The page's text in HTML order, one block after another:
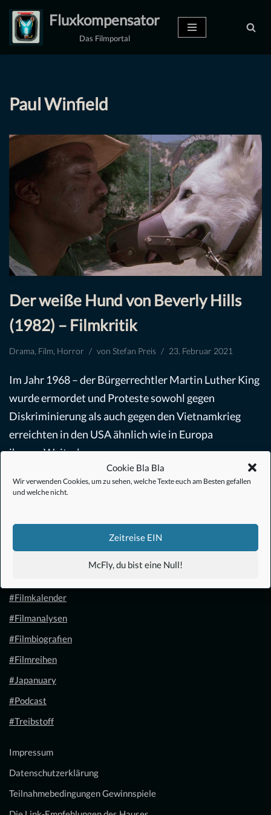
Cookie Bla Bla
Wir verwenden Cookies, um zu sehen, welche Texte euch am Besten gefallen
und welche nicht.
Zeitreise EIN
McFly, du bist eine Null!
Zum
Inhalt
Fluxkompensator
Das Filmportal
Paul Winfield
Der weiße Hund von Beverly Hills
(1982) – Filmkritik
Drama Film Horror von Stefan Preis 23. Februar 2021
Im Jahr 1968 – der Bürgerrechtler Martin Luther King
wurde ermordet und Proteste sowohl gegen
Diskriminierung als auch gegen den Vietnamkrieg
erreichten in den USA ähnlich wie in Europa
ihren…Weiterlesen »
#Filmkalender
#Filmanalysen
#Filmbiografien
#Filmreihen
#Japanuary
#Podcast
#Treibstoff
Impressum
Datenschutzerklärung
Teilnahmebedingungen Gewinnspiele